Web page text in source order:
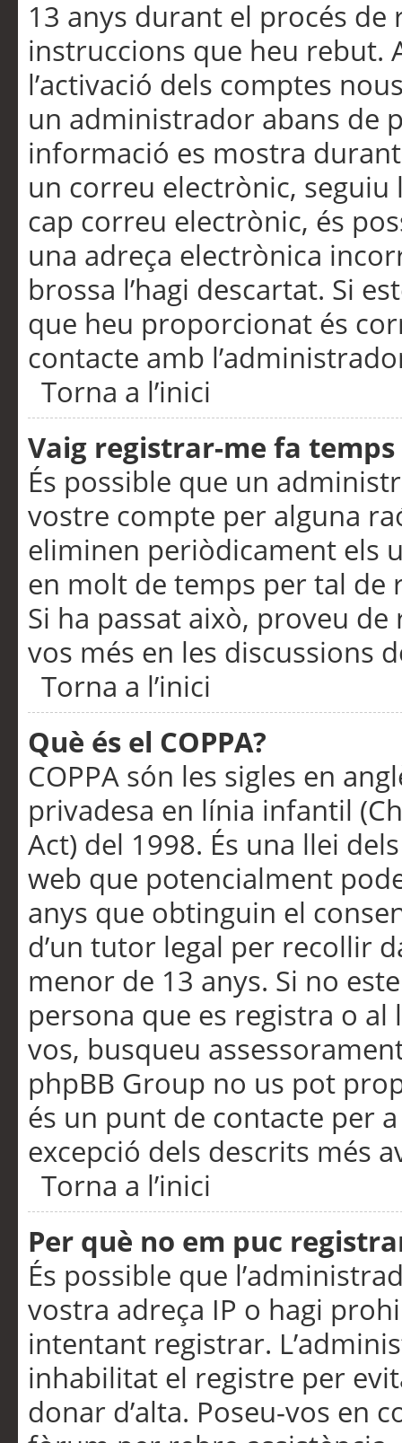
13 anys durant el procés de
instruccions que heu rebut.
l’activació dels comptes
un administrador abans de
informació es mostra
un correu electrònic,
cap correu electrònic, és
una adreça electrònica
brossa l’hagi descartat. Si
que heu proporcionat és
contacte amb
Torna a l’inici
Vaig registrar-me fa
És possible que un
vostre compte per alguna
eliminen periòdicament els
en molt de temps per tal de
Si ha passat això, proveu
vos més en les discussions
Torna a l’inici
Què és el COPPA?
COPPA són les sigles en
privadesa en línia infantil
Act) del 1998. És una llei
web que potencialment
anys que obtinguin el
d’un tutor legal per recollir
menor de 13 anys. Si no
persona que es registra o
vos, busqueu
phpBB Group no us pot
és un punt de contacte per
excepció dels descrits més
Torna a l’inici
Per què no em puc
És possible que
vostra adreça IP o hagi
intentant registrar.
inhabilitat el registre per
donar d’alta. Poseu-vos en